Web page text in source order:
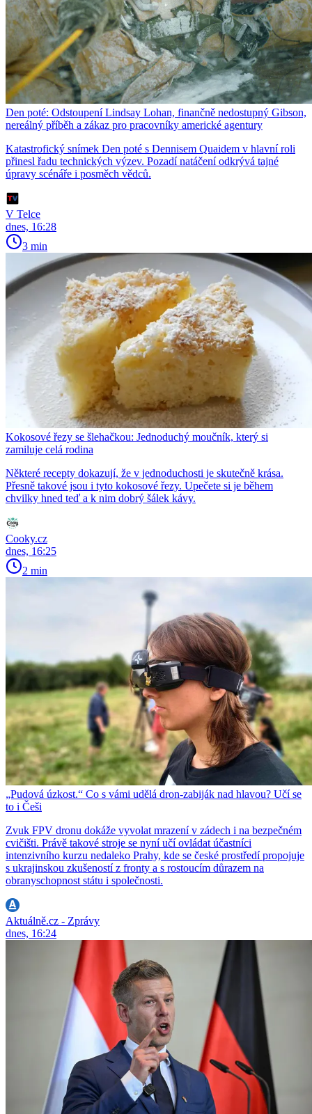
Den poté: Odstoupení Lindsay Lohan, finančně nedostupný Gibson,
nereálný příběh a zákaz pro pracovníky americké agentury
Katastrofický snímek Den poté s Dennisem Quaidem v hlavní roli
přinesl řadu technických výzev. Pozadí natáčení odkrývá tajné
úpravy scénáře i posměch vědců.
V Telce
dnes, 16:28
3 min
Kokosové řezy se šlehačkou: Jednoduchý moučník, který si
zamiluje celá rodina
Některé recepty dokazují, že v jednoduchosti je skutečně krása.
Přesně takové jsou i tyto kokosové řezy. Upečete si je během
chvilky hned teď a k nim dobrý šálek kávy.
Cooky.cz
dnes, 16:25
2 min
„Pudová úzkost.“ Co s vámi udělá dron-zabiják nad hlavou? Učí se
to i Češi
Zvuk FPV dronu dokáže vyvolat mrazení v zádech i na bezpečném
cvičišti. Právě takové stroje se nyní učí ovládat účastníci
intenzivního kurzu nedaleko Prahy, kde se české prostředí propojuje
s ukrajinskou zkušeností z fronty a s rostoucím důrazem na
obranyschopnost státu i společnosti.
Aktuálně.cz - Zprávy
dnes, 16:24